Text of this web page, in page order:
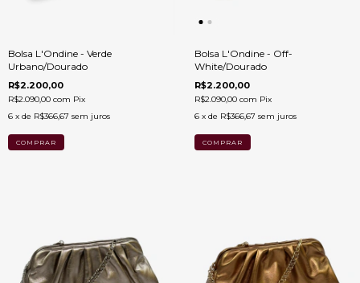
Bolsa L'Ondine - Verde
Urbano/Dourado
R$2.200,00
R$2.090,00 com Pix
6 x de R$366,67 sem juros
Bolsa L'Ondine - Off-
White/Dourado
R$2.200,00
R$2.090,00 com Pix
6 x de R$366,67 sem juros